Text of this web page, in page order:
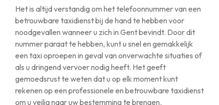
Het is altijd verstandig om het telefoonnummer van een
betrouwbare taxidienst bij de hand te hebben voor
noodgevallen wanneer u zich in Gent bevindt. Door dit
nummer paraat te hebben, kunt u snel en gemakkelijk
een taxi oproepen in geval van onverwachte situaties of
als u dringend vervoer nodig heeft. Het geeft
gemoedsrust te weten dat u op elk moment kunt
rekenen op een professionele en betrouwbare taxidienst
om u veilig naar uw bestemming te brengen.